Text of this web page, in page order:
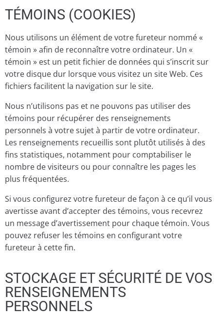
TÉMOINS (COOKIES)
Nous utilisons un élément de votre fureteur nommé «
témoin » afin de reconnaître votre ordinateur. Un «
témoin » est un petit fichier de données qui s’inscrit sur
votre disque dur lorsque vous visitez un site Web. Ces
fichiers facilitent la navigation sur le site.
Nous n’utilisons pas et ne pouvons pas utiliser des
témoins pour récupérer des renseignements
personnels à votre sujet à partir de votre ordinateur.
Les renseignements recueillis sont plutôt utilisés à des
fins statistiques, notamment pour comptabiliser le
nombre de visiteurs ou pour connaître les pages les
plus fréquentées.
Si vous configurez votre fureteur de façon à ce qu’il vous
avertisse avant d’accepter des témoins, vous recevrez
un message d’avertissement pour chaque témoin. Vous
pouvez refuser les témoins en configurant votre
fureteur à cette fin.
STOCKAGE ET SÉCURITÉ DE VOS
RENSEIGNEMENTS
PERSONNELS